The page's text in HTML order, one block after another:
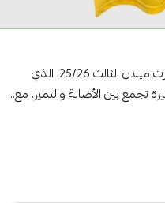
استمتع بإطلالة رياضية مميزة مع تيشيرت ميلان الثالث 25/26، الذي
تجمع بين الأصالة والتميز، مع...